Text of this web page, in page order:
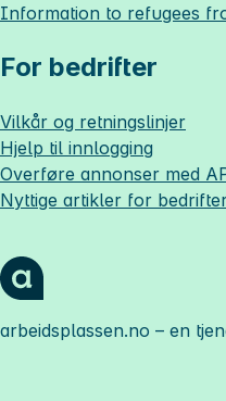
Information to refugees
For bedrifter
Vilkår og retningslinjer
Hjelp til innlogging
Overføre annonser med
Nyttige artikler for
arbeidsplassen.no – en